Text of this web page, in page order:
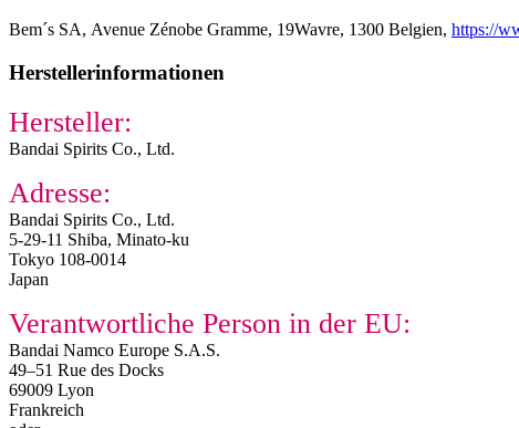
Bem´s SA, Avenue Zénobe Gramme, 19Wavre, 1300 Belgien, https://
Herstellerinformationen
Hersteller:
Bandai Spirits Co., Ltd.
Adresse:
Bandai Spirits Co., Ltd.
5-29-11 Shiba, Minato-ku
Tokyo 108-0014
Japan
Verantwortliche Person in der EU:
Bandai Namco Europe S.A.S.
49–51 Rue des Docks
69009 Lyon
Frankreich